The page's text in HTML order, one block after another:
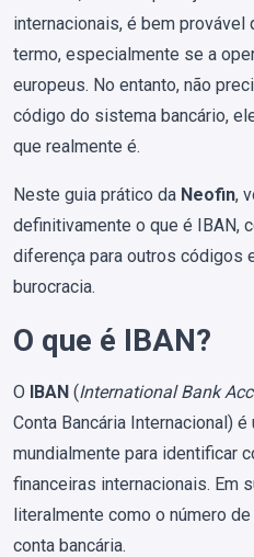
internacionais, é bem
termo, especialmente se a
europeus. No entanto, não
código do sistema bancário,
que realmente é.
Neste guia prático da Neofin,
definitivamente o que é IBAN,
diferença para outros códigos
burocracia.
O que é IBAN?
O IBAN (International Bank
Conta Bancária Internacional)
mundialmente para identificar
financeiras internacionais. Em
literalmente como o número
conta bancária.